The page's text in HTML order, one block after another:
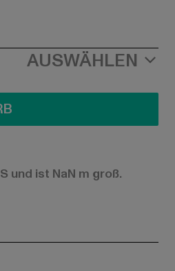
AUSWÄHLEN
und ist NaN m groß.